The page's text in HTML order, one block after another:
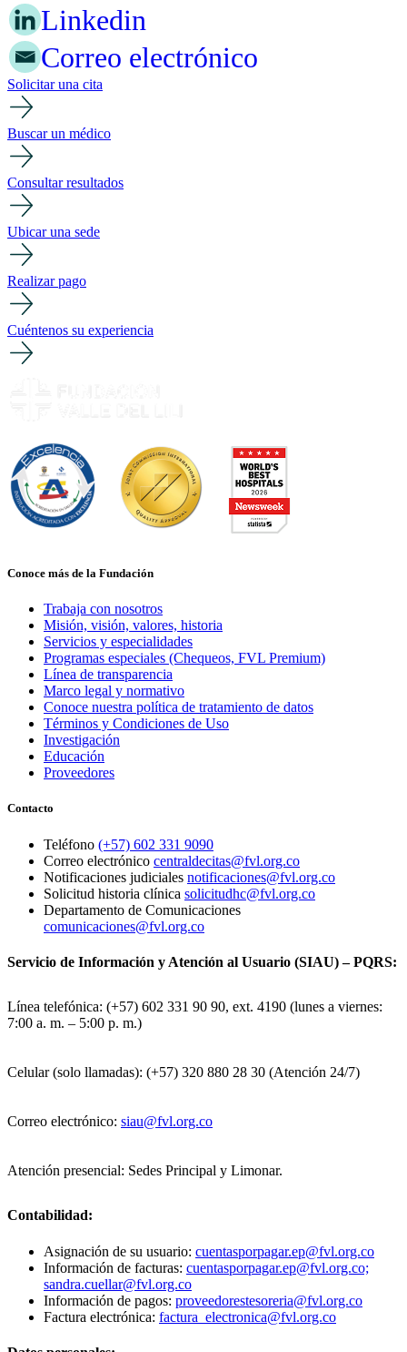
Linkedin
Correo electrónico
Solicitar una cita
Buscar un médico
Consultar resultados
Ubicar una sede
Realizar pago
Cuéntenos su experiencia
Conoce más de la Fundación
Trabaja con nosotros
Misión, visión, valores, historia
Servicios y especialidades
Programas especiales (Chequeos, FVL Premium)
Línea de transparencia
Marco legal y normativo
Conoce nuestra política de tratamiento de datos
Términos y Condiciones de Uso
Investigación
Educación
Proveedores
Contacto
Teléfono (+57) 602 331 9090
Correo electrónico centraldecitas@fvl.org.co
Notificaciones judiciales notificaciones@fvl.org.co
Solicitud historia clínica solicitudhc@fvl.org.co
Departamento de Comunicaciones
comunicaciones@fvl.org.co
Servicio de Información y Atención al Usuario (SIAU) – PQRS:
Línea telefónica: (+57) 602 331 90 90, ext. 4190 (lunes a viernes:
7:00 a. m. – 5:00 p. m.)
Celular (solo llamadas): (+57) 320 880 28 30 (Atención 24/7)
Correo electrónico: siau@fvl.org.co
Atención presencial: Sedes Principal y Limonar.
Contabilidad:
Asignación de su usuario: cuentasporpagar.ep@fvl.org.co
Información de facturas: cuentasporpagar.ep@fvl.org.co;
sandra.cuellar@fvl.org.co
Información de pagos: proveedorestesoreria@fvl.org.co
Factura electrónica: factura_electronica@fvl.org.co